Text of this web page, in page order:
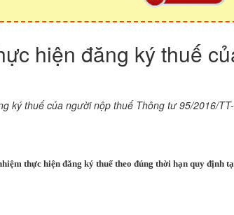
hiện đăng ký thuế
ký thuế của người nộp thuế Thông tư 95/2016/
thực hiện đăng ký thuế theo đúng thời hạn quy định